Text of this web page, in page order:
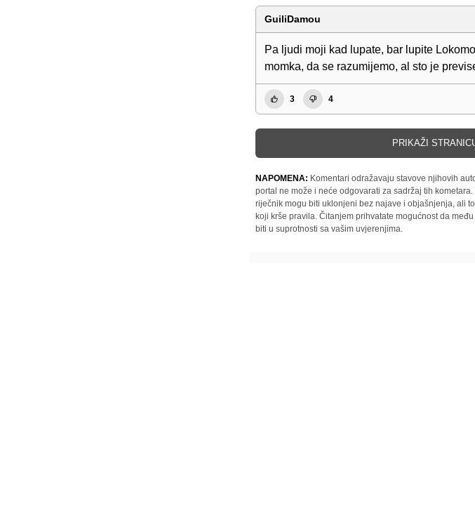
GuiliDamou
Pa ljudi moji kad lupate, bar lupite
momka, da se razumijemo, al sto je
3 4
PRIKAŽI
NAPOMENA: Komentari odražavaju stavove njihovih
portal ne može i neće odgovarati za sadržaj tih
riječnik mogu biti uklonjeni bez najave i objašnjenja, ali
koji krše pravila. Čitanjem prihvatate mogućnost da
biti u suprotnosti sa vašim uvjerenjima.